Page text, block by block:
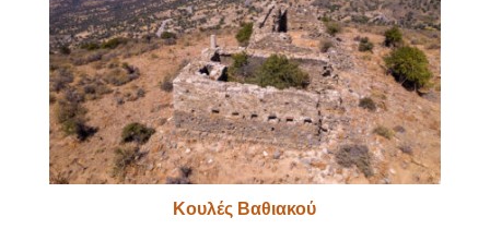
Κουλές Βαθιακού